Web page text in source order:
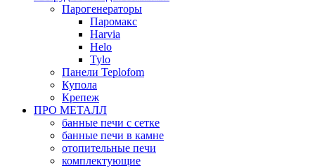
Парогенераторы
Паромакс
Harvia
Helo
Tylo
Панели Teplofom
Купола
Крепеж
ПРО МЕТАЛЛ
банные печи с сетке
банные печи в камне
отопительные печи
комплектующие